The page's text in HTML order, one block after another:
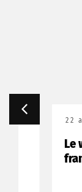
22 avril
Le
franco-